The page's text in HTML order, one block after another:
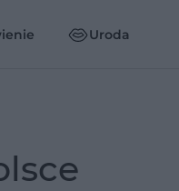
Uroda